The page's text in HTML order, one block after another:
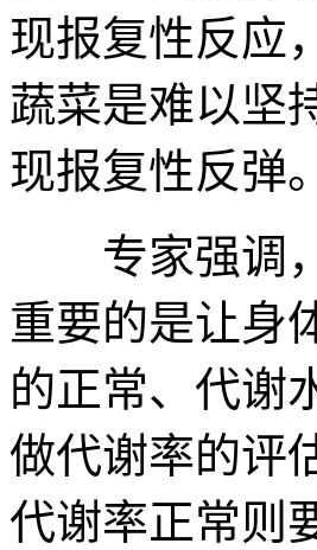
现报复性反应
蔬菜是难以坚
现报复性反弹。
专家强调，
重要的是让身
的正常、代谢
做代谢率的评
代谢率正常则